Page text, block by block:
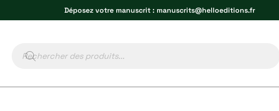
Déposez votre manuscrit : manuscrits@helloeditions.fr